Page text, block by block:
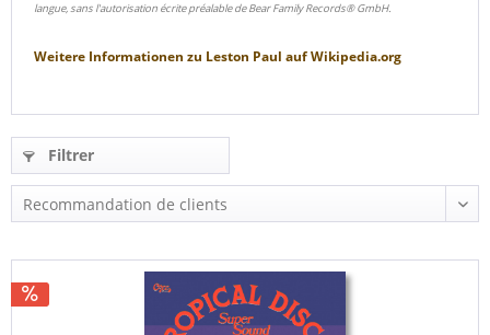
langue, sans l'autorisation écrite préalable de Bear Family Records® GmbH.
Weitere Informationen zu Leston Paul aufWikipedia.org
Filtrer